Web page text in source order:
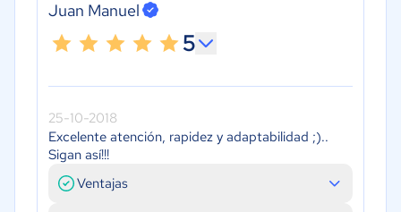
Juan Manuel
5
25-10-2018
Excelente atención, rapidez y adaptabilidad ;)..
Sigan así!!!
Ventajas